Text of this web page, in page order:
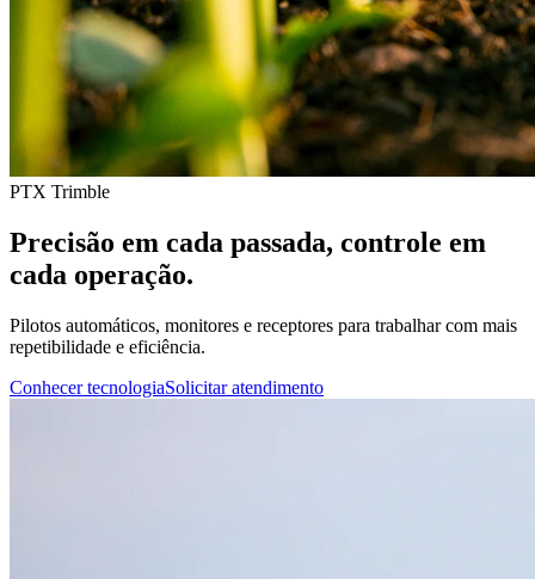
PTX Trimble
Precisão em cada passada, controle em
cada operação.
Pilotos automáticos, monitores e receptores para trabalhar com mais
repetibilidade e eficiência.
Conhecer tecnologiaSolicitar atendimento